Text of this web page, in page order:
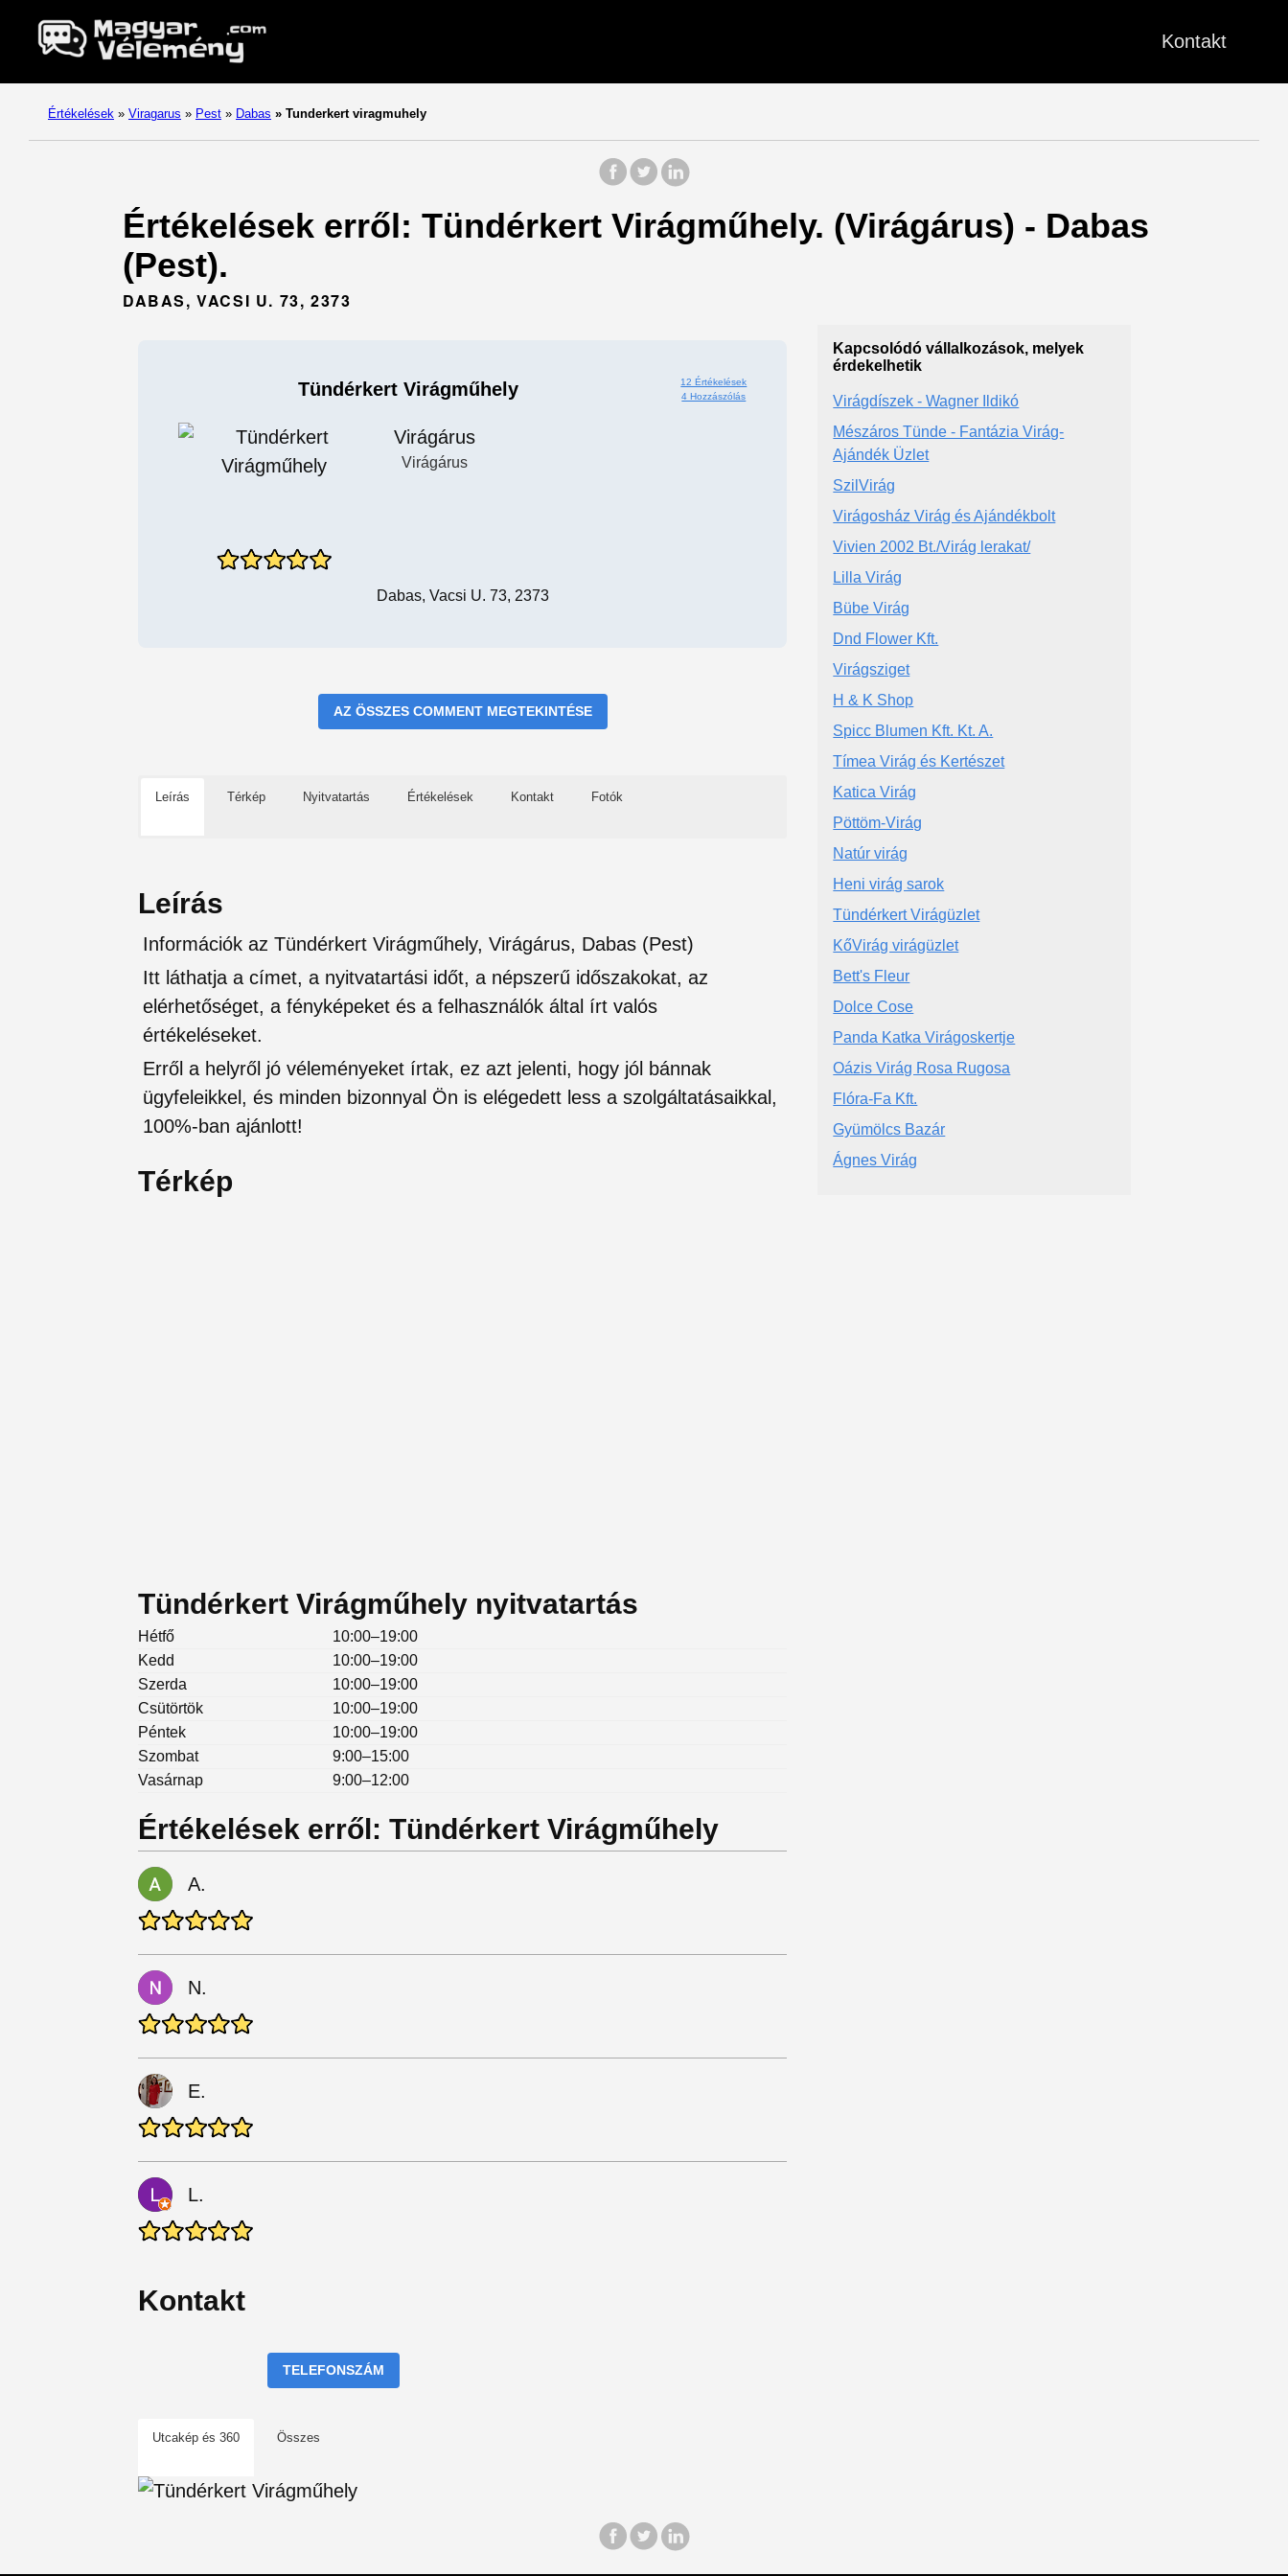
Kontakt
Értékelések » Viragarus » Pest » Dabas » Tunderkert viragmuhely
Értékelések erről: Tündérkert Virágműhely. (Virágárus) - Dabas
(Pest).
DABAS, VACSI U. 73, 2373
Tündérkert Virágműhely
12 Értékelések
4 Hozzászólás
Virágárus
Virágárus
Dabas, Vacsi U. 73, 2373
AZ ÖSSZES COMMENT MEGTEKINTÉSE
Leírás Térkép Nyitvatartás Értékelések Kontakt Fotók
Leírás
Információk az Tündérkert Virágműhely, Virágárus, Dabas (Pest)
Itt láthatja a címet, a nyitvatartási időt, a népszerű időszakokat, az
elérhetőséget, a fényképeket és a felhasználók által írt valós
értékeléseket.
Erről a helyről jó véleményeket írtak, ez azt jelenti, hogy jól bánnak
ügyfeleikkel, és minden bizonnyal Ön is elégedett less a szolgáltatásaikkal,
100%-ban ajánlott!
Térkép
Tündérkert Virágműhely nyitvatartás
Hétfő
10:00–19:00
Kedd
10:00–19:00
Szerda
10:00–19:00
Csütörtök
10:00–19:00
Péntek
10:00–19:00
Szombat
9:00–15:00
Vasárnap
9:00–12:00
Értékelések erről: Tündérkert Virágműhely
A.
N.
E.
L.
Kontakt
TELEFONSZÁM
Utcakép és 360 Összes
Kapcsolódó vállalkozások, melyek
érdekelhetik
Virágdíszek - Wagner Ildikó
Mészáros Tünde - Fantázia Virág-
Ajándék Üzlet
SzilVirág
Virágosház Virág és Ajándékbolt
Vivien 2002 Bt./Virág lerakat/
Lilla Virág
Bübe Virág
Dnd Flower Kft.
Virágsziget
H & K Shop
Spicc Blumen Kft. Kt. A.
Tímea Virág és Kertészet
Katica Virág
Pöttöm-Virág
Natúr virág
Heni virág sarok
Tündérkert Virágüzlet
KőVirág virágüzlet
Bett's Fleur
Dolce Cose
Panda Katka Virágoskertje
Oázis Virág Rosa Rugosa
Flóra-Fa Kft.
Gyümölcs Bazár
Ágnes Virág